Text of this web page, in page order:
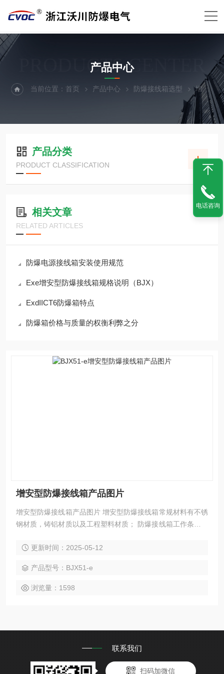
PRODUCTS CENTER
产品中心
当前位置：首页 产品中心 防爆接线箱选型 增安型防爆接线箱
产品分类
PRODUCT CLASSIFICATION
相关文章
RELATED ARTICLES
防爆电源接线箱安装使用规范
Exe增安型防爆接线箱规格说明（BJX）
ExdIICT6防爆箱特点
防爆箱价格与质量的权衡利弊之分
增安型防爆接线箱产品图片
增安型防爆接线箱产品图片 增安型防爆接线箱常规材料有不锈
钢材质，铸铝材质以及工程塑料材质； 防爆接线箱工作条件：
0℃；空气相对湿度不大于90%（+20℃时）；垂直安装倾斜度
属和绝缘腐蚀性气体和蒸气的环境中；无滴水和其它液体侵入
的地方。
更新时间：2025-05-12
产品型号：BJX51-e
浏览量：1598
联系我们
扫码加微信
电话咨询